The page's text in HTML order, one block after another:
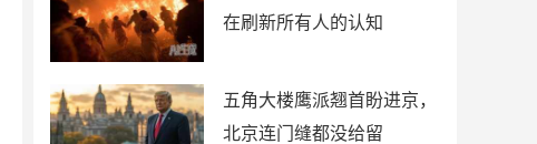
在刷新所有人的认知
五角大楼鹰派翘首盼进京，
北京连门缝都没给留